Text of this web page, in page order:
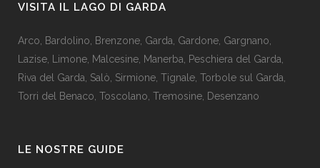
VISITA IL LAGO DI GARDA
Arco Bardolino Brenzone Garda, Gardone Gargnano
Lazise
Limone Malcesine Manerba Peschiera del Garda
Riva del Garda Salò Sirmione Tignale Torbole sul Garda
Torri del Benaco Toscolano Tremosine Desenzano
LE NOSTRE GUIDE